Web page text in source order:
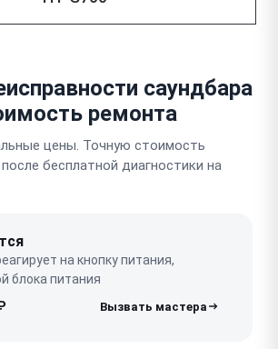
саундбара
ремонта
цены. Точную стоимость
бесплатной диагностики на
на кнопку питания,
блока питания